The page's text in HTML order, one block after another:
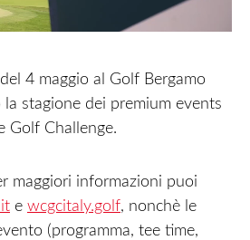
del 4 maggio al Golf Bergamo
la stagione dei premium events
Golf Challenge.
maggiori informazioni puoi
e wcgcitaly.golf, nonchè le
(programma, tee time,